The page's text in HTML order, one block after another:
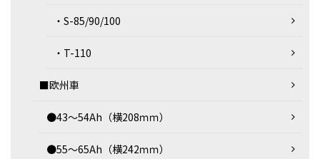
・S-85/90/100
・T-110
■欧州車
●43～54Ah（横208ｍｍ）
●55～65Ah（横242ｍｍ）